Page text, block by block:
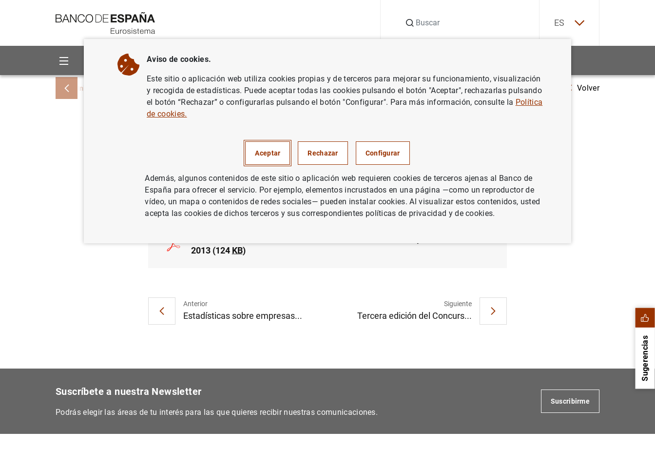
ES
Sobre el Banco Áreas de actuación
Inicio Noticias y eventos Noticias del Banco Central Europeo Notas de prensa del Banco Central Europeo Estado financiero consolidado del Eurosistema a 27 de septiembre
Volver
27 de septiembre de 2013
ESPAÑA SITUACIÓN ECONÓMICA
2013 (124 KB)
Anterior
Estadísticas sobre empresas...
Siguiente
Tercera edición del Concurs...
Sugerencias
Suscríbete a nuestra Newsletter
Podrás elegir las áreas de tu interés para las que quieres recibir nuestras comunicaciones.
Suscribirme
Aviso de cookies.
Este sitio o aplicación web utiliza cookies propias y de terceros para mejorar su funcionamiento, visualización
y recogida de estadísticas. Puede aceptar todas las cookies pulsando el botón "Aceptar", rechazarlas pulsando
el botón “Rechazar” o configurarlas pulsando el botón "Configurar". Para más información, consulte la Política
de cookies.
Aceptar Rechazar Configurar
Además, algunos contenidos de este sitio o aplicación web requieren cookies de terceros ajenas al Banco de
España para ofrecer el servicio. Por ejemplo, elementos incrustados en una página —como un reproductor de
vídeo, un mapa o contenidos de redes sociales— pueden instalar cookies. Al visualizar estos contenidos, usted
acepta las cookies de dichos terceros y sus correspondientes políticas de privacidad y de cookies.